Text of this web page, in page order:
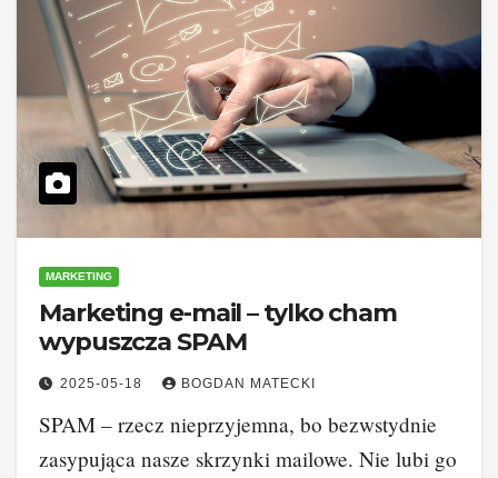
MARKETING
Marketing e-mail – tylko cham
wypuszcza SPAM
2025-05-18 BOGDAN MATECKI
SPAM – rzecz nieprzyjemna, bo bezwstydnie
zasypująca nasze skrzynki mailowe. Nie lubi go